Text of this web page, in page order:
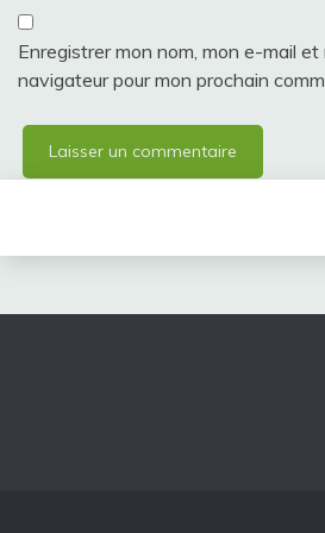
Enregistrer mon nom, mon e-mail
navigateur pour mon prochain